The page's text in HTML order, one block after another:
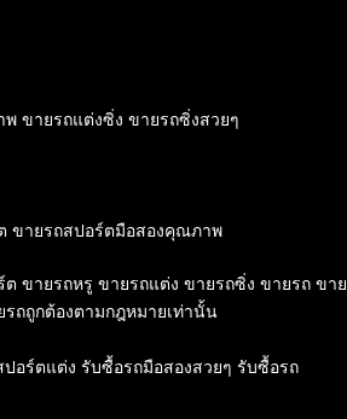
ขายรถแต่งซิ่ง ขายรถซิ่งสวยๆ
ขายรถสปอร์ตมือสองคุณภาพ
ขายรถหรู ขายรถแต่ง ขายรถซิ่ง ขายรถ ขาย
ถถูกต้องตามกฎหมายเท่านั้น
อร์ตแต่ง รับซื้อรถมือสองสวยๆ รับซื้อรถ